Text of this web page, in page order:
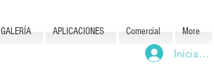
GALERÍA APLICACIONES Comercial More
Iniciar